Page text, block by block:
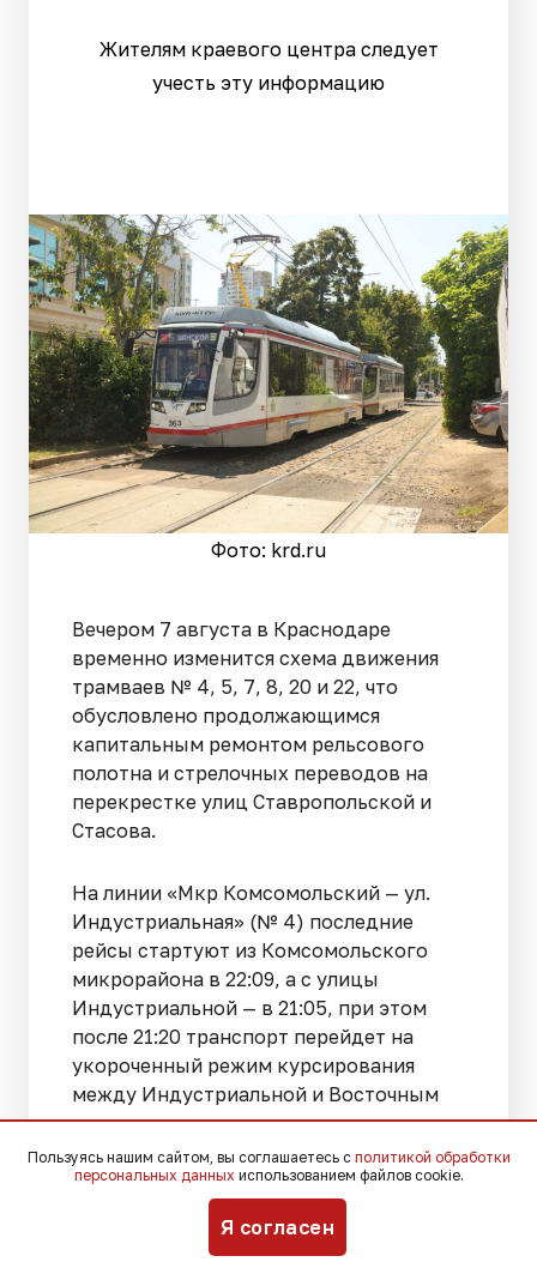
Жителям краевого центра следует
учесть эту информацию
Фото: krd.ru
Вечером 7 августа в Краснодаре
временно изменится схема движения
трамваев № 4, 5, 7, 8, 20 и 22, что
обусловлено продолжающимся
капитальным ремонтом рельсового
полотна и стрелочных переводов на
перекрестке улиц Ставропольской и
Стасова.
На линии «Мкр Комсомольский — ул.
Индустриальная» (№ 4) последние
рейсы стартуют из Комсомольского
микрорайона в 22:09, а с улицы
Индустриальной — в 21:05, при этом
после 21:20 транспорт перейдет на
укороченный режим курсирования
между Индустриальной и Восточным
депо.
Пассажирам маршрута № 5 «Ул. Е.
Бершанской — ул. П. Метальникова»
Пользуясь нашим сайтом, вы соглашаетесь с политикой обработки
персональных данных использованием файлов cookie.
Я согласен